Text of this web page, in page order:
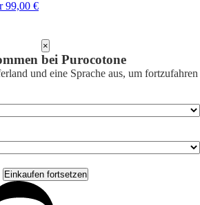
99,00 €
×
bei Purocotone
und eine Sprache aus, um fortzufahren
Einkaufen fortsetzen